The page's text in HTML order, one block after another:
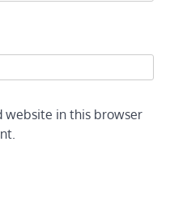
website in this browser